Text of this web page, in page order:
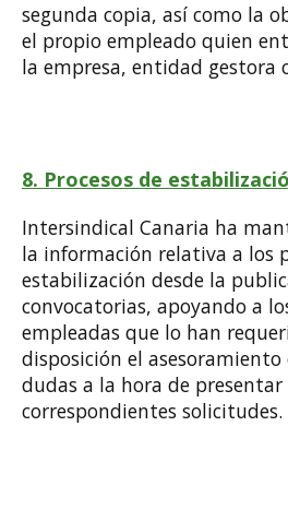
segunda copia, así como la
el propio empleado quien
la empresa, entidad gestora
8. Procesos de
Intersindical Canaria ha
la información relativa a los
estabilización desde la
convocatorias, apoyando a
empleadas que lo han
disposición el asesoramiento
dudas a la hora de presentar
correspondientes solicitudes.